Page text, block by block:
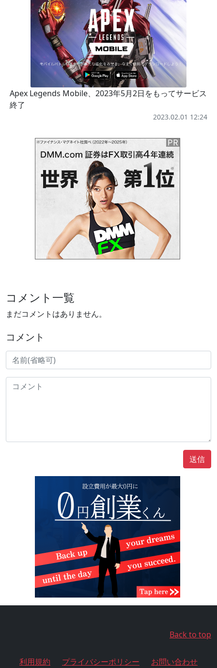
Apex Legends Mobile、2023年5月2日をもってサービス
終了
2023.02.01 12:24
コメント一覧
まだコメントはありません。
コメント
送信
Back to top
利用規約 プライバシーポリシー お問い合わせ